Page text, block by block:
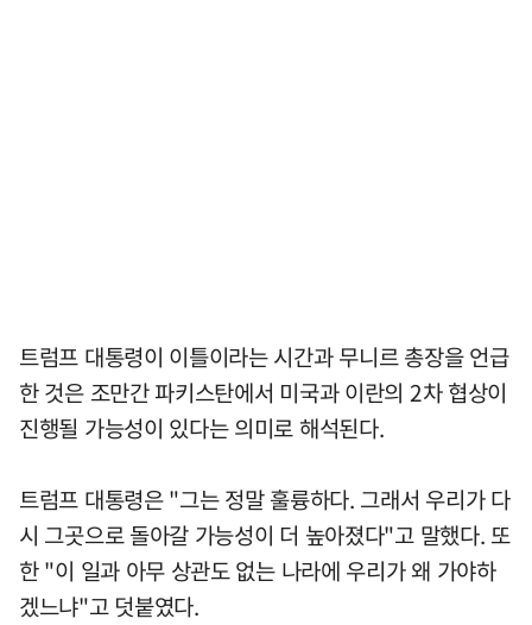
트럼프 대통령이 이틀이라는 시간과 무니르 총장을 언급
한 것은 조만간 파키스탄에서 미국과 이란의 2차 협상이
진행될 가능성이 있다는 의미로 해석된다.
트럼프 대통령은 "그는 정말 훌륭하다. 그래서 우리가 다
시 그곳으로 돌아갈 가능성이 더 높아졌다"고 말했다. 또
한 "이 일과 아무 상관도 없는 나라에 우리가 왜 가야하
겠느냐"고 덧붙였다.